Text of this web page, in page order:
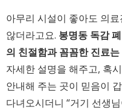
아무리 시설이 좋아도 의
않더라고요. 봉명동 독감
의 친절함과 꼼꼼한 진료
자세한 설명을 해주고, 혹
안내해 주는 곳이 믿음이
다녀오시더니 “거기 선생